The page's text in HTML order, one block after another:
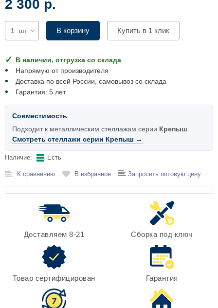
2 300 р.
шт В корзину Купить в 1 клик
В наличии, отгрузка со склада
Напрямую от производителя
Доставка по всей России, самовывоз со склада
Гарантия: 5 лет
Совместимость
Подходит к металлическим стеллажам серии Крепыш
Смотреть стеллажи серии Крепыш →
Наличие: Есть
К сравнению В избранное Запросить оптовую цену
Доставляем 8-21 Сборка под ключ
Товар сертифицирован Гарантия
Комплектующие для шкафов